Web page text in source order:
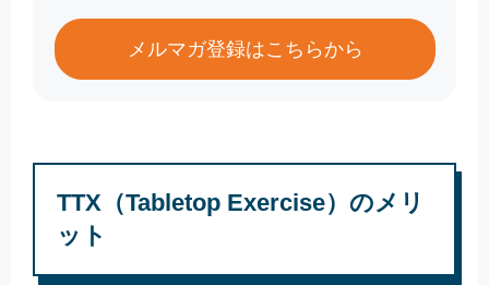
メルマガ登録はこちらから
TTX（Tabletop Exercise）のメリ
ット